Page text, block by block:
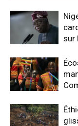
sur